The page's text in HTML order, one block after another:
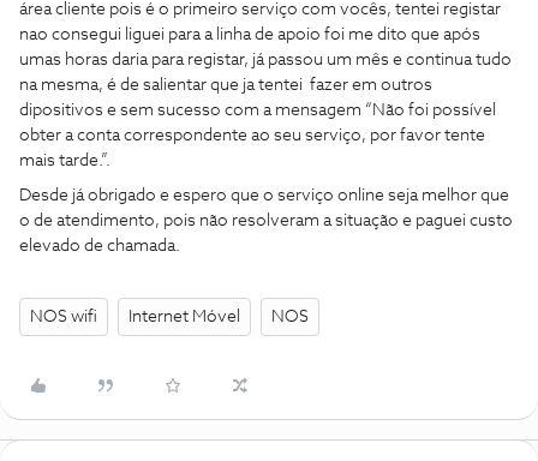
área cliente pois é o primeiro serviço com vocês, tentei registar
nao consegui liguei para a linha de apoio foi me dito que após
umas horas daria para registar, já passou um mês e continua tudo
na mesma, é de salientar que ja tentei fazer em outros
dipositivos e sem sucesso com a mensagem “Não foi possível
obter a conta correspondente ao seu serviço, por favor tente
mais tarde.”.
Desde já obrigado e espero que o serviço online seja melhor que
o de atendimento, pois não resolveram a situação e paguei custo
elevado de chamada.
NOS wifi Internet Móvel NOS